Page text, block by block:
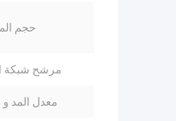
حجم
مرشح شبكة
معدل المد و